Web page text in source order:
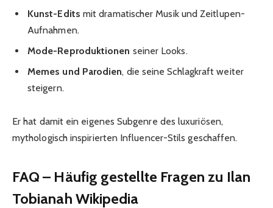
Kunst-Edits mit dramatischer Musik und Zeitlupen-
Aufnahmen.
Mode-Reproduktionen seiner Looks.
Memes und Parodien, die seine Schlagkraft weiter
steigern.
Er hat damit ein eigenes Subgenre des luxuriösen,
mythologisch inspirierten Influencer-Stils geschaffen.
FAQ – Häufig gestellte Fragen zu Ilan
Tobianah Wikipedia